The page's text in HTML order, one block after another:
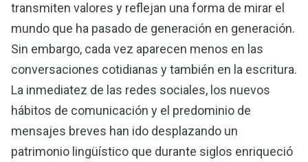
transmiten valores y reflejan una forma de mirar el
mundo que ha pasado de generación en generación.
Sin embargo, cada vez aparecen menos en las
conversaciones cotidianas y también en la escritura.
La inmediatez de las redes sociales, los nuevos
hábitos de comunicación y el predominio de
mensajes breves han ido desplazando un
patrimonio lingüístico que durante siglos enriqueció